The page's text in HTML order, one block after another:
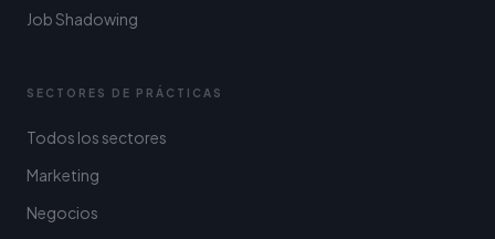
Job Shadowing
SECTORES DE PRÁCTICAS
Todos los sectores
Marketing
Negocios